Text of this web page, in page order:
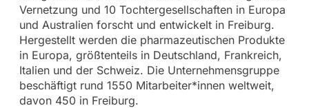
Vernetzung und 10 Tochtergesellschaften in Europa
und Australien forscht und entwickelt in Freiburg.
Hergestellt werden die pharmazeutischen Produkte
in Europa, größtenteils in Deutschland, Frankreich,
Italien und der Schweiz. Die Unternehmensgruppe
beschäftigt rund 1550 Mitarbeiter*innen weltweit,
davon 450 in Freiburg.